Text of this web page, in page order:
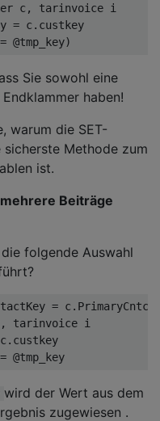
c, tarinvoice i
= c.custkey
Sie sowohl eine
haben!
warum die SET-
sicherste Methode zum
ist.
mehrere Beiträge
folgende Auswahl
wird der Wert aus dem
zugewiesen .